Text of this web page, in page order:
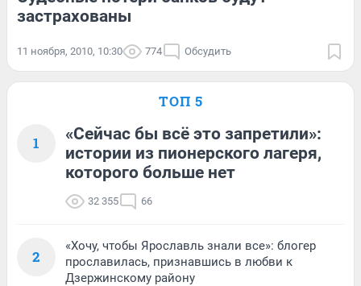
застрахованы
11 ноября, 2010, 10:30 774 Обсудить
ТОП 5
1
«Сейчас бы всё это запретили»:
истории из пионерского лагеря,
которого больше нет
32 355 66
2
«Хочу, чтобы Ярославль знали все»: блогер
прославилась, признавшись в любви к
Дзержинскому району